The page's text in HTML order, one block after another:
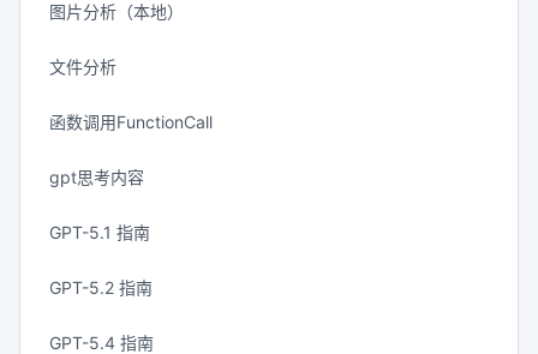
图片分析（本地）
文件分析
函数调用FunctionCall
gpt思考内容
GPT-5.1 指南
GPT-5.2 指南
GPT-5.4 指南